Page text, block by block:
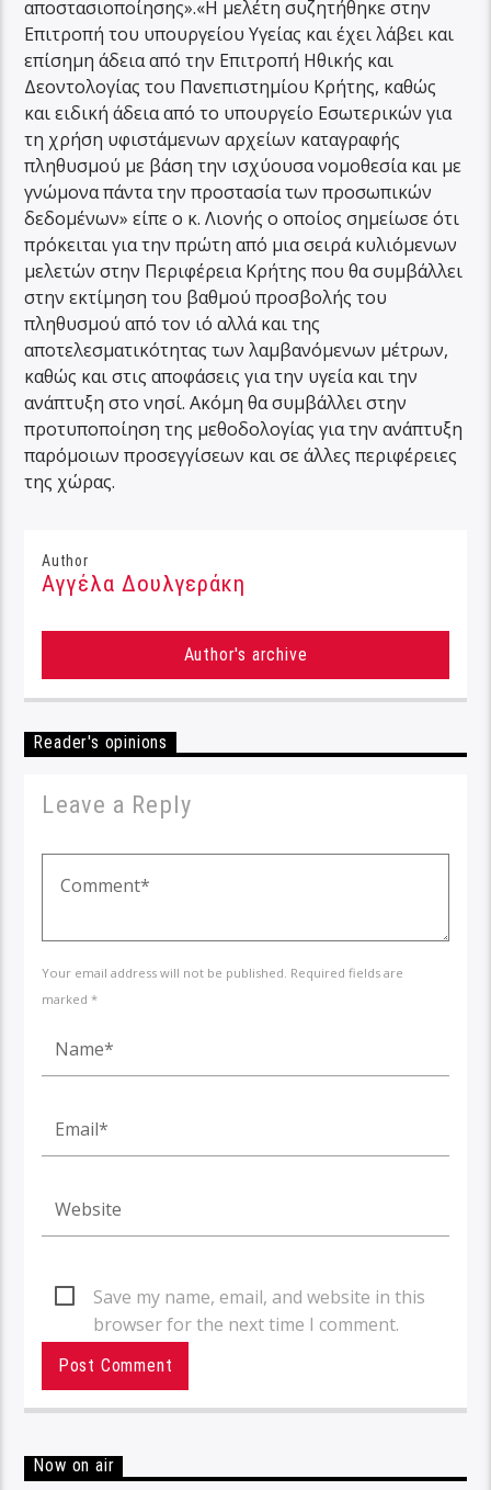
αποστασιοποίησης».«Η μελέτη συζητήθηκε στην
Επιτροπή του υπουργείου Υγείας και έχει λάβει και
επίσημη άδεια από την Επιτροπή Ηθικής και
Δεοντολογίας του Πανεπιστημίου Κρήτης, καθώς
και ειδική άδεια από το υπουργείο Εσωτερικών για
τη χρήση υφιστάμενων αρχείων καταγραφής
πληθυσμού με βάση την ισχύουσα νομοθεσία και με
γνώμονα πάντα την προστασία των προσωπικών
δεδομένων» είπε ο κ. Λιονής ο οποίος σημείωσε ότι
πρόκειται για την πρώτη από μια σειρά κυλιόμενων
μελετών στην Περιφέρεια Κρήτης που θα συμβάλλει
στην εκτίμηση του βαθμού προσβολής του
πληθυσμού από τον ιό αλλά και της
αποτελεσματικότητας των λαμβανόμενων μέτρων,
καθώς και στις αποφάσεις για την υγεία και την
ανάπτυξη στο νησί. Ακόμη θα συμβάλλει στην
προτυποποίηση της μεθοδολογίας για την ανάπτυξη
παρόμοιων προσεγγίσεων και σε άλλες περιφέρειες
της χώρας.
Author
Αγγέλα Δουλγεράκη
Author's archive
Reader's opinions
Leave a Reply
Your email address will not be published. Required fields are
marked *
Save my name, email, and website in this
browser for the next time I comment.
Now on air